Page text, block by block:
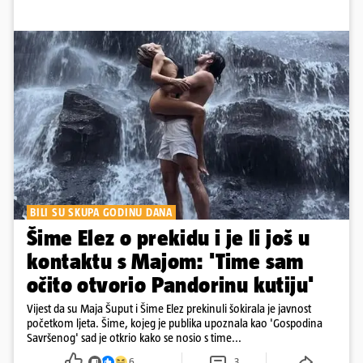
BILI SU SKUPA GODINU DANA
Šime Elez o prekidu i je li još u
kontaktu s Majom: 'Time sam
očito otvorio Pandorinu kutiju'
Vijest da su Maja Šuput i Šime Elez prekinuli šokirala je javnost
početkom ljeta. Šime, kojeg je publika upoznala kao 'Gospodina
Savršenog' sad je otkrio kako se nosio s time...